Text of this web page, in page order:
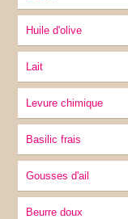
Huile d'olive
lait
Levure chimique
Basilic frais
gousses d'ail
Beurre doux